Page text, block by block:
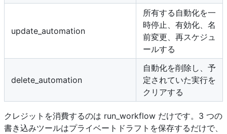
update_automation
所有する自動化を一
時停止、有効化、名
前変更、再スケジュ
ールする
delete_automation
自動化を削除し、予
定されていた実行を
クリアする
クレジットを消費するのは run_workflow だけです。3 つの
書き込みツールはプライベートドラフトを保存するだけで、